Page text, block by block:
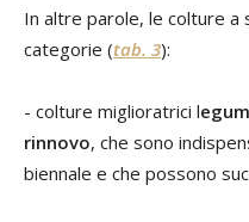
In altre parole, le colture a
categorie (tab. 3):
- colture miglioratrici l
rinnovo, che sono
biennale e che possono